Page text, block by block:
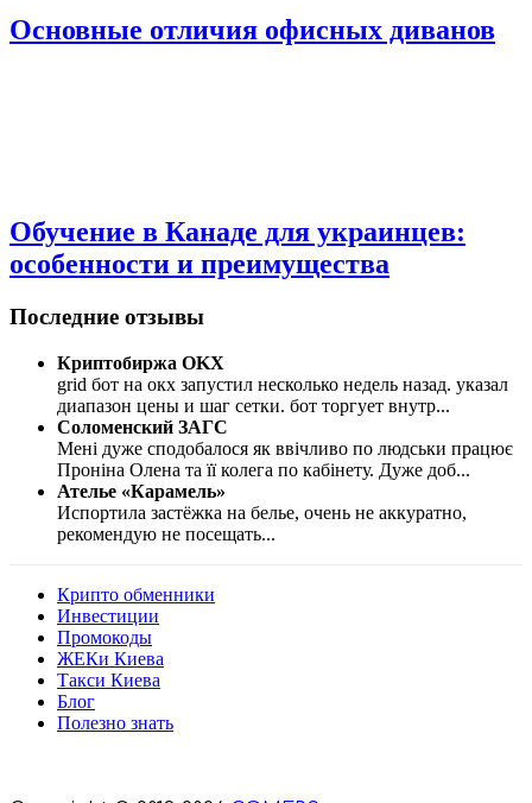
Основные отличия офисных диванов
Обучение в Канаде для украинцев:
особенности и преимущества
Последние отзывы
Криптобиржа OKX
grid бот на окх запустил несколько недель назад. указал
диапазон цены и шаг сетки. бот торгует внутр...
Соломенский ЗАГС
Мені дуже сподобалося як ввічливо по людськи працює
Проніна Олена та її колега по кабінету. Дуже доб...
Ателье «Карамель»
Испортила застёжка на белье, очень не аккуратно,
рекомендую не посещать...
Крипто обменники
Инвестиции
Промокоды
ЖЕКи Киева
Такси Киева
Блог
Полезно знать